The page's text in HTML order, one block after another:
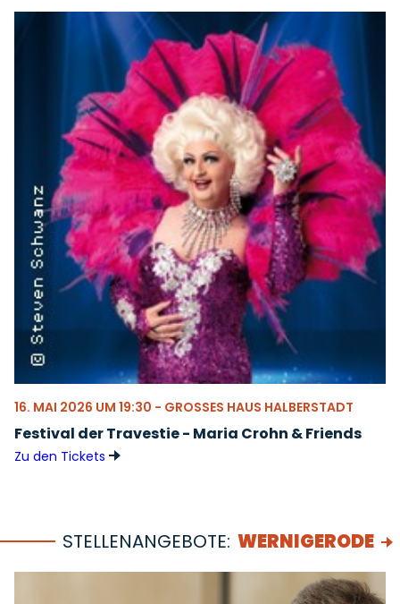
16. MAI 2026 UM 19:30 - GROSSES HAUS HALBERSTADT
Festival der Travestie - Maria Crohn & Friends
Zu den Tickets
STELLENANGEBOTE: WERNIGERODE